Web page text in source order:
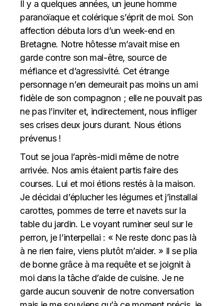
Il y a quelques années, un jeune homme
paranoïaque et colérique s’éprit de moi. Son
affection débuta lors d’un week-end en
Bretagne. Notre hôtesse m’avait mise en
garde contre son mal-être, source de
méfiance et d’agressivité. Cet étrange
personnage n’en demeurait pas moins un ami
fidèle de son compagnon ; elle ne pouvait pas
ne pas l’inviter et, indirectement, nous infliger
ses crises deux jours durant. Nous étions
prévenus !
Tout se joua l’après-midi même de notre
arrivée. Nos amis étaient partis faire des
courses. Lui et moi étions restés à la maison.
Je décidai d’éplucher les légumes et j’installai
carottes, pommes de terre et navets sur la
table du jardin. Le voyant ruminer seul sur le
perron, je l’interpellai : « Ne reste donc pas là
à ne rien faire, viens plutôt m’aider. » Il se plia
de bonne grâce à ma requête et se joignit à
moi dans la tâche d’aide de cuisine. Je ne
garde aucun souvenir de notre conversation